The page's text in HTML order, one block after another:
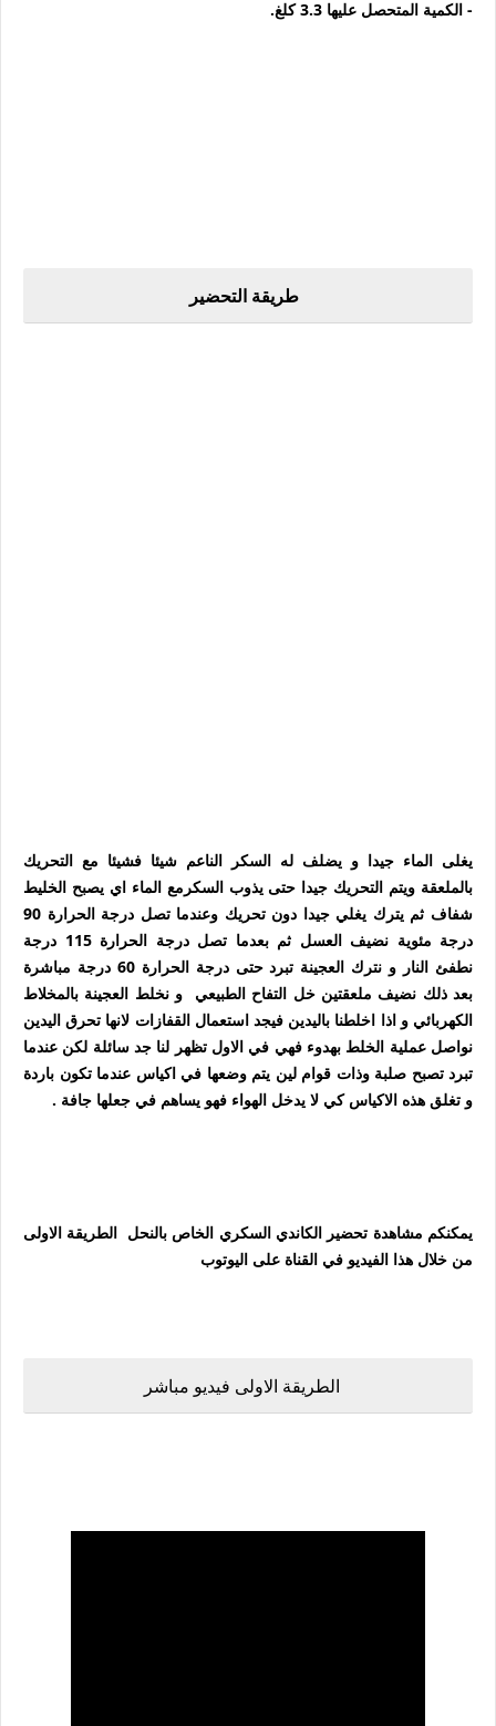
- الكمية المتحصل عليها 3.3 كلغ.
طريقة التحضير
يغلى الماء جيدا و يضلف له السكر الناعم شيئا فشيئا مع التحريك
بالملعقة ويتم التحريك جيدا حتى يذوب السكرمع الماء اي يصبح الخليط
شفاف ثم يترك يغلي جيدا دون تحريك وعندما تصل درجة الحرارة 90
درجة مئوية نضيف العسل ثم بعدما تصل درجة الحرارة 115 درجة
نطفئ النار و نترك العجينة تبرد حتى درجة الحرارة 60 درجة مباشرة
بعد ذلك نضيف ملعقتين خل التفاح الطبيعي و نخلط العجينة بالمخلاط
الكهربائي و اذا اخلطنا باليدين فيجد استعمال القفازات لانها تحرق اليدين
نواصل عملية الخلط بهدوء فهي في الاول تظهر لنا جد سائلة لكن عندما
تبرد تصبح صلبة وذات قوام لين يتم وضعها في اكياس عندما تكون باردة
و تغلق هذه الاكياس كي لا يدخل الهواء فهو يساهم في جعلها جافة .
يمكنكم مشاهدة تحضير الكاندي السكري الخاص بالنحل الطريقة الاولى
من خلال هذا الفيديو في القناة على اليوتوب
الطريقة الاولى فيديو مباشر